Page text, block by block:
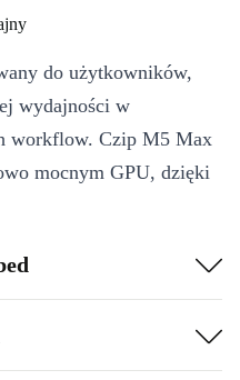
do użytkowników,
wydajności w
workflow. Czip M5 Max
mocnym GPU, dzięki